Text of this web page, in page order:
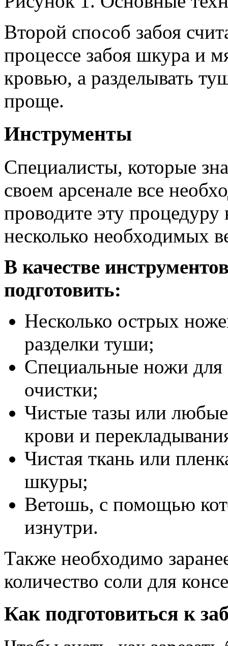
Второй способ забоя
процессе забоя шкура и
кровью, а разделывать
проще.
Инструменты
Специалисты, которые
своем арсенале все
проводите эту
несколько необходимых
В качестве
подготовить:
Несколько острых
разделки туши;
Специальные ножи
очистки;
Чистые тазы или любые
крови и
Чистая ткань или
шкуры;
Ветошь, с помощью
изнутри.
Также необходимо
количество соли для
Как подготовиться к